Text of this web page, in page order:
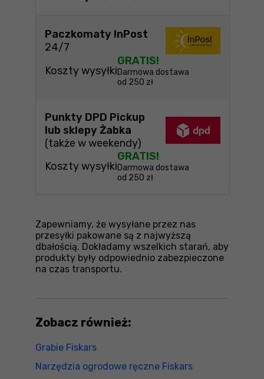
Paczkomaty InPost
24/7
Koszty wysyłki
GRATIS!
Darmowa dostawa
od 250 zł
Punkty DPD Pickup
lub sklepy Żabka
(także w weekendy)
Koszty wysyłki
GRATIS!
Darmowa dostawa
od 250 zł
Zapewniamy, że wysyłane przez nas
przesyłki pakowane są z najwyższą
dbałością. Dokładamy wszelkich starań, aby
produkty były odpowiednio zabezpieczone
na czas transportu.
Zobacz również:
Grabie Fiskars
Narzędzia ogrodowe ręczne Fiskars